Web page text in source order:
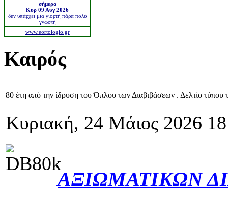
σήμερα
Κυρ 09 Αυγ 2026
δεν υπάρχει μια γιορτή πάρα πολύ
γνωστή
www.eortologio.gr
Καιρός
80 έτη από την ίδρυση του Όπλου των Διαβιβάσεων . Δελτίο
Κυριακή, 24 Μάιος 2026
ΑΞΙΩΜΑΤΙΚΩΝ